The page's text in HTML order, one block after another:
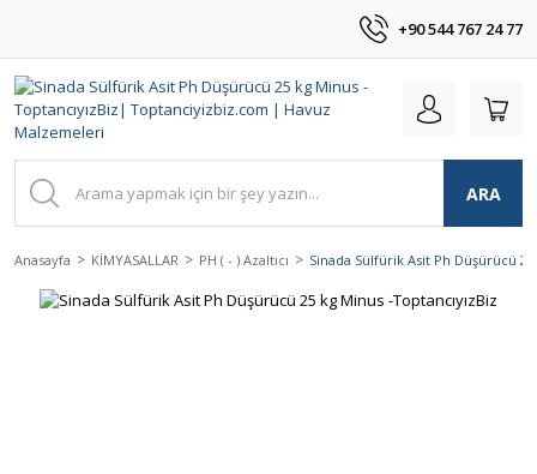
+90 544 767 24 77
ARA
Anasayfa KİMYASALLAR PH ( - ) Azaltıcı Sinada Sülfürik Asit Ph Düşürücü